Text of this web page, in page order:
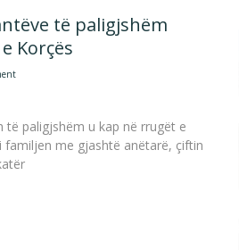
të paligjshëm
Korçës
të paligjshëm u kap në rrugët e
familjen me gjashtë anëtarë, çiftin